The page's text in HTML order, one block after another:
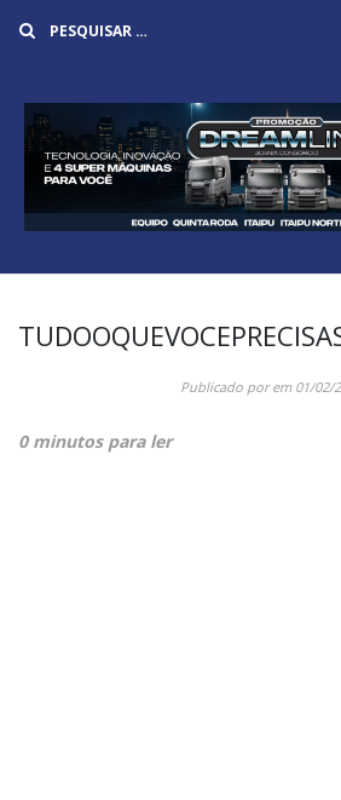
Publicado porem 01/02/
0 minutos para ler